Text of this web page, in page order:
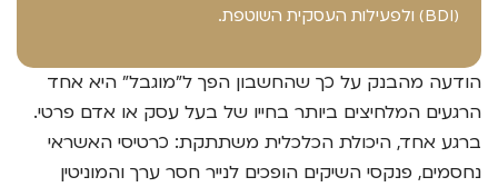
(BDI) ולפעילות העסקית השוטפת.
הודעה מהבנק על כך שהחשבון הפך ל"מוגבל" היא אחד
הרגעים המלחיצים ביותר בחייו של בעל עסק או אדם פרטי.
ברגע אחד, היכולת הכלכלית משתתקת: כרטיסי האשראי
נחסמים, פנקסי השיקים הופכים לנייר חסר ערך והמוניטין